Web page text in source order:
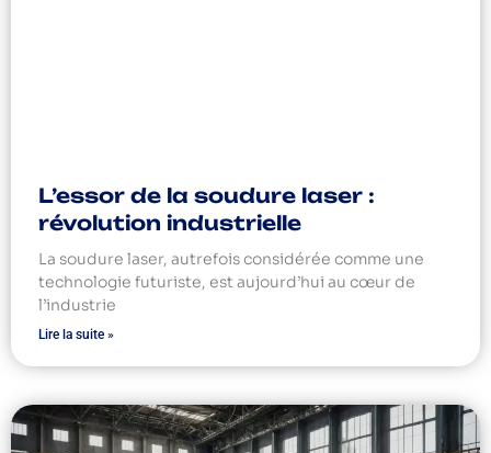
L’essor de la soudure laser :
révolution industrielle
La soudure laser, autrefois considérée comme une
technologie futuriste, est aujourd’hui au cœur de
l’industrie
Lire la suite »